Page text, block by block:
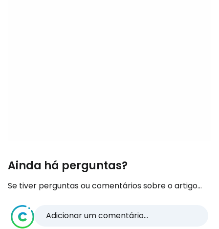
Ainda há perguntas?
Se tiver perguntas ou comentários sobre o artigo...
Adicionar um comentário...